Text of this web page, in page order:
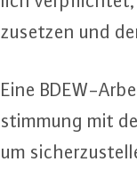
zu­set­zen und
Eine BDEW-
stim­mung mit
um